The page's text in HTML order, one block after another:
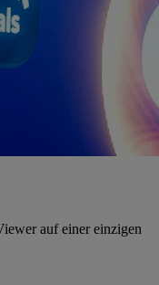
auf einer einzigen